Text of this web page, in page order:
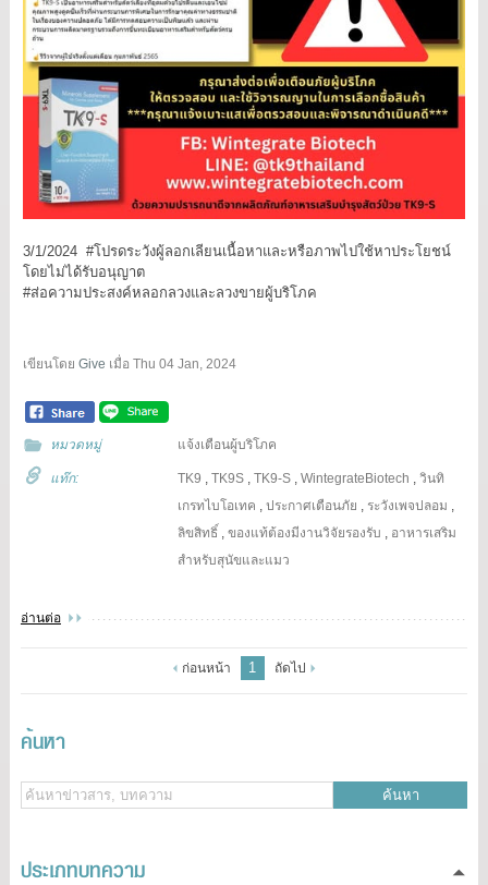
3/1/2024 #โปรดระวังผู้ลอกเลียนเนื้อหาและหรือภาพไปใช้หาประโยชน์
โดยไม่ได้รับอนุญาต
#ส่อความประสงค์หลอกลวงและลวงขายผู้บริโภค
เขียนโดย Give เมื่อ Thu 04 Jan, 2024
หมวดหมู่ แจ้งเตือนผู้บริโภค
แท๊ก: TK9 ,TK9S ,TK9-S ,WintegrateBiotech ,วินทิ
เกรทไบโอเทค ,ประกาศเตือนภัย , ระวังเพจปลอม ,
ลิขสิทธิ์ ,ของแท้ต้องมีงานวิจัยรองรับ , อาหารเสริม
สำหรับสุนัขและแมว
อ่านต่อ
ก่อนหน้า 1 ถัดไป
ค้นหา
ค้นหา
ประเภทบทความ